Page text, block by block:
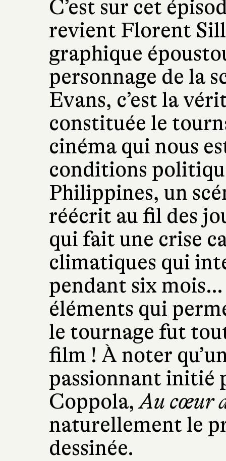
C’est sur cet
revient Florent
graphique
personnage de la
Evans, c’est la
constituée le
cinéma qui nous
conditions
Philippines, un
réécrit au fil des
qui fait une crise
climatiques qui
pendant six
éléments qui
le tournage fut
film ! À noter
passionnant initié
Coppola,Au cœur
naturellement le
dessinée.